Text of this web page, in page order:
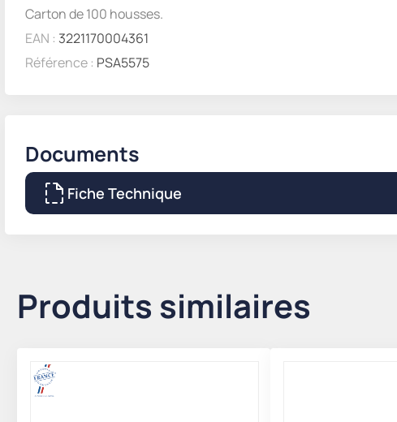
Carton de 100 housses.
EAN : 3221170004361
Référence : PSA5575
Documents
Fiche Technique
Produits similaires